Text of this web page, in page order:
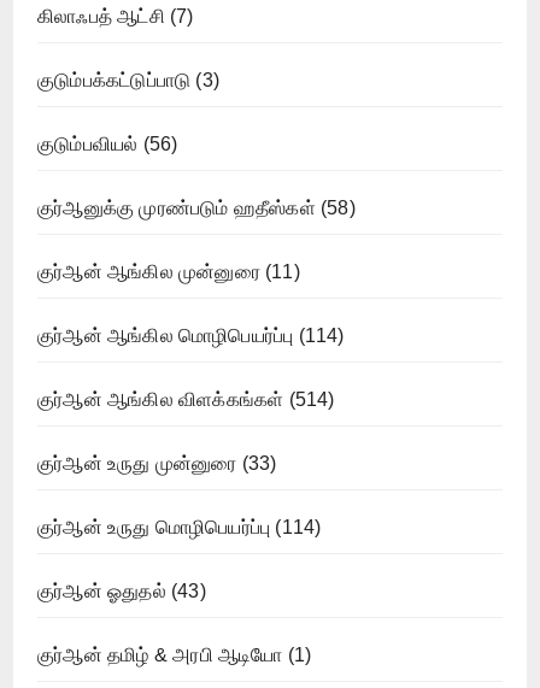
கிலாஃபத் ஆட்சி (7)
குடும்பக்கட்டுப்பாடு (3)
குடும்பவியல் (56)
குர்ஆனுக்கு முரண்படும் ஹதீஸ்கள் (58)
குர்ஆன் ஆங்கில முன்னுரை(11)
குர்ஆன் ஆங்கில மொழிபெயர்ப்பு (114)
குர்ஆன் ஆங்கில விளக்கங்கள் (514)
குர்ஆன் உருது முன்னுரை (33)
குர்ஆன் உருது மொழிபெயர்ப்பு (114)
குர்ஆன் ஓதுதல் (43)
குர்ஆன் தமிழ் & அரபி ஆடியோ (1)